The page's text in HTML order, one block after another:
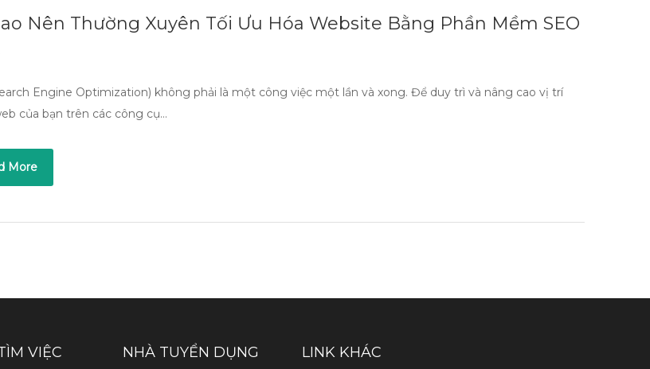
Nên Thường Xuyên Tối Ưu Hóa Website Bằng Phần Mềm SEO
Engine Optimization) không phải là một công việc một lần và xong. Để duy trì và nâng cao vị trí
của bạn trên các công cụ…
More
VIỆC NHÀ TUYỂN DỤNG LINK KHÁC